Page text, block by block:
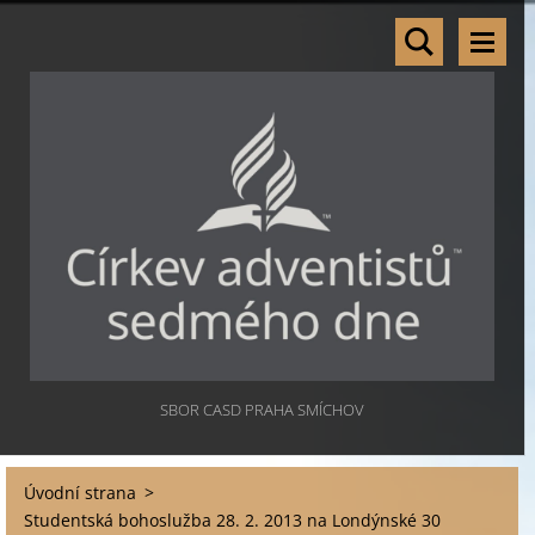
SBOR CASD PRAHA SMÍCHOV
Úvodní strana >
Studentská bohoslužba 28. 2. 2013 na Londýnské 30